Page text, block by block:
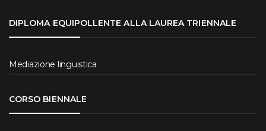
DIPLOMA EQUIPOLLENTE ALLA LAUREA TRIENNALE
Mediazione linguistica
CORSO BIENNALE